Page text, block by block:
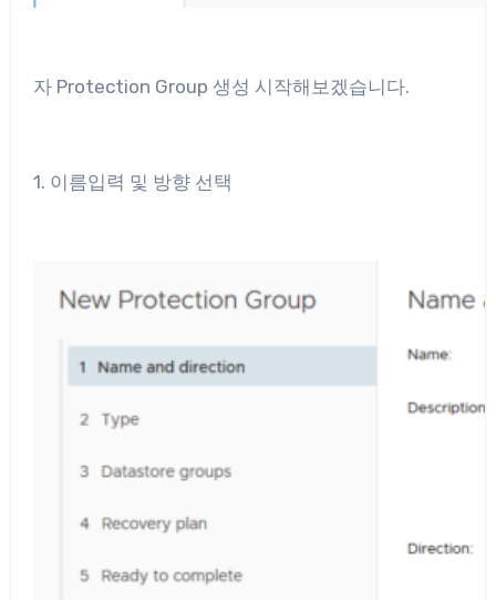
자 Protection Group 생성 시작해보겠습니다.
1. 이름입력 및 방향 선택